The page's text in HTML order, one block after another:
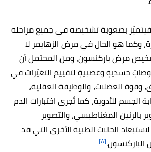
فيتميّز بصعوبة تشخيصه في جميع مراحله
وكما هو الحال في مرض الزهايمر لا
مرض باركنسون، ومن المحتمل أن
جسديةٍ وعصبيةٍ لتقييم التغيّرات في
وقوة العضلات، والوظيفة العقلية،
الجسم للأدوية، كما تُجرىاختبارات الدم
بالرنين المغناطيسي، والتصوير
الحالات الطبية الأخرى التي قد
[٨]